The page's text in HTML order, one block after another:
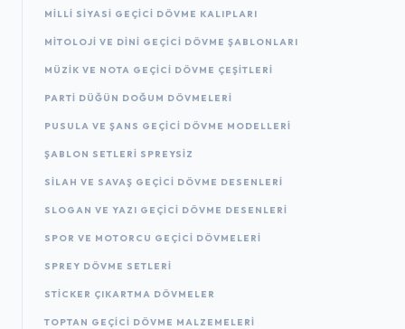
MILLI SIYASI GEÇICI DÖVME KALIPLARI
MITOLOJI VE DINI GEÇICI DÖVME ŞABLONLARI
MÜZIK VE NOTA GEÇICI DÖVME ÇEŞITLERI
PARTI DÜĞÜN DOĞUM DÖVMELERI
PUSULA VE ŞANS GEÇICI DÖVME MODELLERI
ŞABLON SETLERI SPREYSIZ
SILAH VE SAVAŞ GEÇICI DÖVME DESENLERI
SLOGAN VE YAZI GEÇICI DÖVME DESENLERI
SPOR VE MOTORCU GEÇICI DÖVMELERI
SPREY DÖVME SETLERI
STICKER ÇIKARTMA DÖVMELER
TOPTAN GEÇICI DÖVME MALZEMELERI